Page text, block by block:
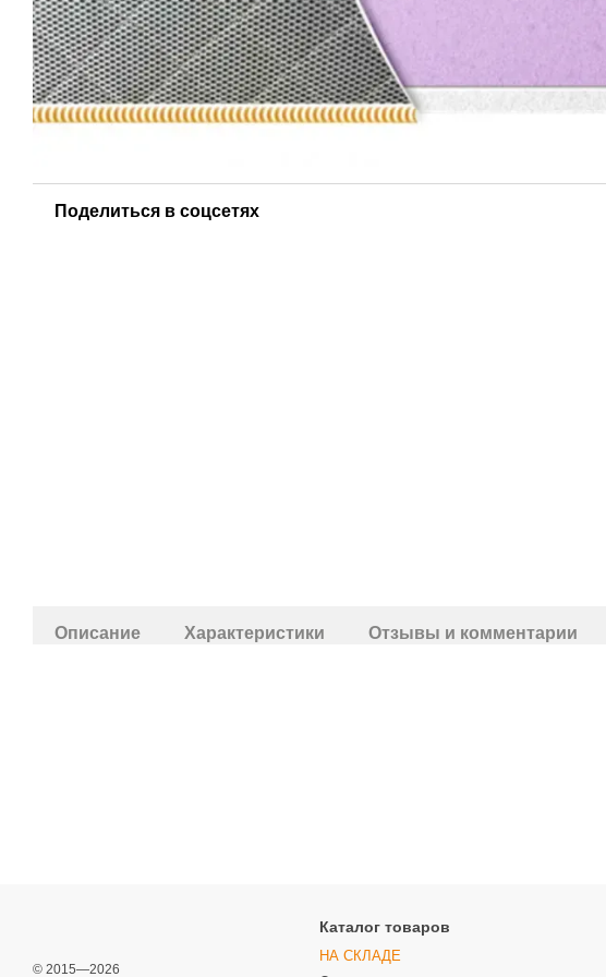
Поделиться в соцсетях
Описание Характеристики Отзывы и комментарии
© 2015—2026
Каталог товаров
НА СКЛАДЕ